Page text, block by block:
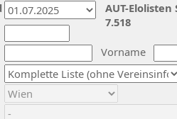
Vorname
AUT-
7.518